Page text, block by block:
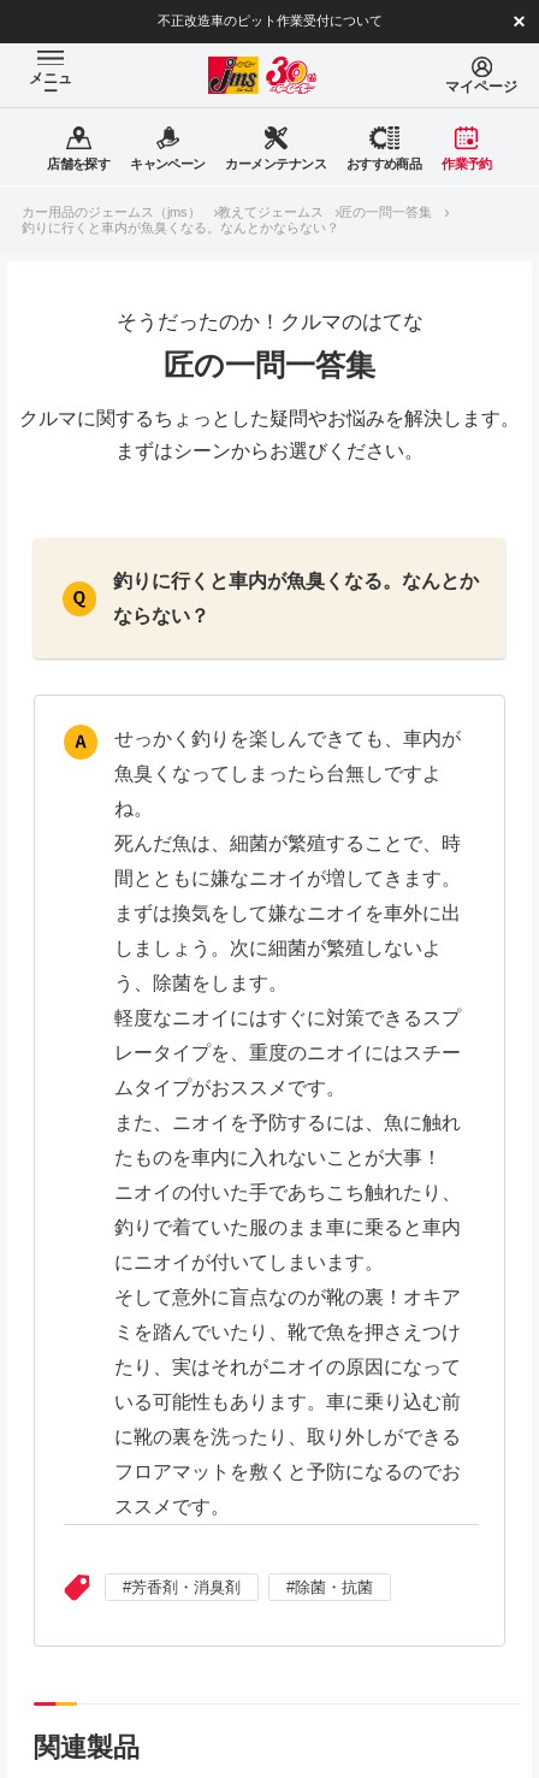
不正改造車のピット作業受付について
メニュ
ー マイページ
店舗を探す キャンペーン カーメンテナンス おすすめ商品 作業予約
カー用品のジェームス（jms） 教えてジェームス
匠の一問一答集
釣りに行くと車内が魚臭くなる。なんとかならない？
そうだったのか！クルマのはてな
匠の一問一答集
クルマに関するちょっとした疑問やお悩みを解決します。
まずはシーンからお選びください。
釣りに行くと車内が魚臭くなる。なんとか
ならない？
せっかく釣りを楽しんできても、車内が
魚臭くなってしまったら台無しですよ
ね。
死んだ魚は、細菌が繁殖することで、時
間とともに嫌なニオイが増してきます。
まずは換気をして嫌なニオイを車外に出
しましょう。次に細菌が繁殖しないよ
う、除菌をします。
軽度なニオイにはすぐに対策できるスプ
レータイプを、重度のニオイにはスチー
ムタイプがおススメです。
また、ニオイを予防するには、魚に触れ
たものを車内に入れないことが大事！
ニオイの付いた手であちこち触れたり、
釣りで着ていた服のまま車に乗ると車内
にニオイが付いてしまいます。
そして意外に盲点なのが靴の裏！オキア
ミを踏んでいたり、靴で魚を押さえつけ
たり、実はそれがニオイの原因になって
いる可能性もあります。車に乗り込む前
に靴の裏を洗ったり、取り外しができる
フロアマットを敷くと予防になるのでお
ススメです。
芳香剤・消臭剤 除菌・抗菌
関連製品